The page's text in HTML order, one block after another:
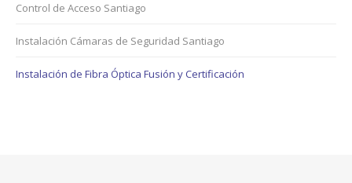
Control de Acceso Santiago
Instalación Cámaras de Seguridad Santiago
Instalación de Fibra Óptica Fusión y Certificación